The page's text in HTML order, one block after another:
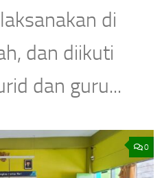
di
dan diikuti
dan guru...
0